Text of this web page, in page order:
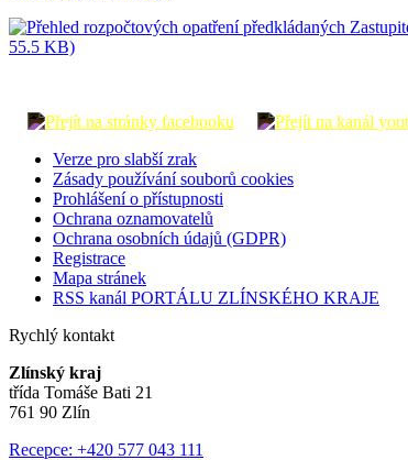
55.5 KB)
Verze pro slabší zrak
Zásady používání souborů cookies
Prohlášení o přístupnosti
Ochrana oznamovatelů
Ochrana osobních údajů (GDPR)
Registrace
Mapa stránek
RSS kanál PORTÁLU ZLÍNSKÉHO KRAJE
Rychlý kontakt
Zlínský kraj
třída Tomáše Bati 21
761 90 Zlín
Recepce: +420 577 043 111